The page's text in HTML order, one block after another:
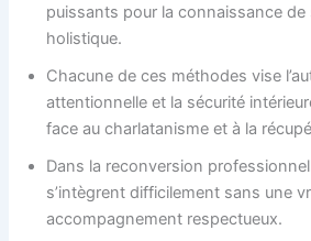
puissants pour la connaissance
holistique.
Chacune de ces méthodes vise
attentionnelle et la sécurité
face au charlatanisme et à la
Dans la reconversion
s’intègrent difficilement sans une
accompagnement respectueux.